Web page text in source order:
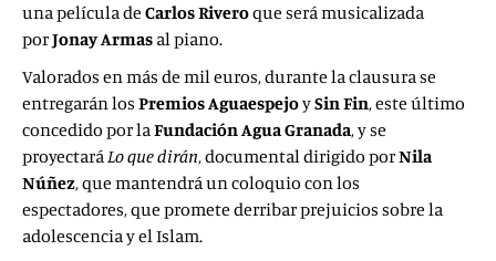
una película de Carlos Riveroque será musicalizada
porJonay Armas al piano.
Valorados en más de mil euros, durante la clausura se
entregarán los Premios AguaespejoySin Fin, este último
concedido por laFundación Agua Granada, y se
proyectaráLo que dirán, documental dirigido porNila
Núñez, que mantendrá un coloquio con los
espectadores, que promete derribar prejuicios sobre la
adolescencia y el Islam.